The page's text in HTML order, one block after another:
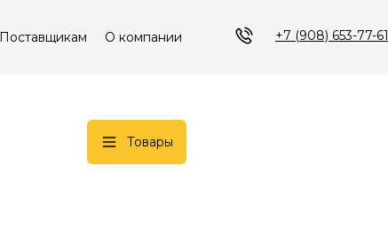
Поставщикам О компании +7 (908) 653-77-61
Товары